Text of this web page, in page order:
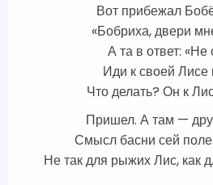
Вот прибежал
«Бобриха, двери
А та в ответ: «Не
Иди к своей Лисе
Что делать? Он к
Пришел. А там —
Смысл басни сей
Не так для рыжих Лис, как